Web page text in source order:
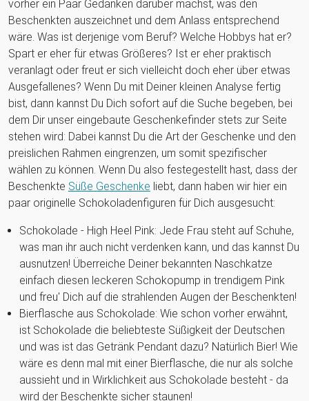
vorher ein Paar Gedanken darüber machst, was den
Beschenkten auszeichnet und dem Anlass entsprechend
wäre. Was ist derjenige vom Beruf? Welche Hobbys hat er?
Spart er eher für etwas Größeres? Ist er eher praktisch
veranlagt oder freut er sich vielleicht doch eher über etwas
Ausgefallenes? Wenn Du mit Deiner kleinen Analyse fertig
bist, dann kannst Du Dich sofort auf die Suche begeben, bei
dem Dir unser eingebaute Geschenkefinder stets zur Seite
stehen wird: Dabei kannst Du die Art der Geschenke und den
preislichen Rahmen eingrenzen, um somit spezifischer
wählen zu können. Wenn Du also festegestellt hast, dass der
Beschenkte Süße Geschenke liebt, dann haben wir hier ein
paar originelle Schokoladenfiguren für Dich ausgesucht:
Schokolade - High Heel Pink: Jede Frau steht auf Schuhe,
was man ihr auch nicht verdenken kann, und das kannst Du
ausnutzen! Überreiche Deiner bekannten Naschkatze
einfach diesen leckeren Schokopump in trendigem Pink
und freu' Dich auf die strahlenden Augen der Beschenkten!
Bierflasche aus Schokolade: Wie schon vorher erwähnt,
ist Schokolade die beliebteste Süßigkeit der Deutschen
und was ist das Getränk Pendant dazu? Natürlich Bier! Wie
wäre es denn mal mit einer Bierflasche, die nur als solche
aussieht und in Wirklichkeit aus Schokolade besteht - da
wird der Beschenkte sicher staunen!